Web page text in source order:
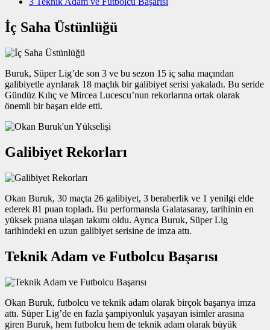
İç Saha Üstünlüğü
Buruk, Süper Lig’de son 3 ve bu sezon 15 iç saha maçından
galibiyetle ayrılarak 18 maçlık bir galibiyet serisi yakaladı. Bu seride
Gündüz Kılıç ve Mircea Lucescu’nun rekorlarına ortak olarak
önemli bir başarı elde etti.
Galibiyet Rekorları
Okan Buruk, 30 maçta 26 galibiyet, 3 beraberlik ve 1 yenilgi elde
ederek 81 puan topladı. Bu performansla Galatasaray, tarihinin en
yüksek puana ulaşan takımı oldu. Ayrıca Buruk, Süper Lig
tarihindeki en uzun galibiyet serisine de imza attı.
Teknik Adam ve Futbolcu Başarısı
Okan Buruk, futbolcu ve teknik adam olarak birçok başarıya imza
attı. Süper Lig’de en fazla şampiyonluk yaşayan isimler arasına
giren Buruk, hem futbolcu hem de teknik adam olarak büyük